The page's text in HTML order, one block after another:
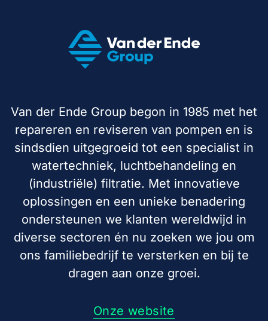
Van der Ende Group begon in 1985 met het
repareren en reviseren van pompen en is
sindsdien uitgegroeid tot een specialist in
watertechniek, luchtbehandeling en
(industriële) filtratie. Met innovatieve
oplossingen en een unieke benadering
ondersteunen we klanten wereldwijd in
diverse sectoren én nu zoeken we jou om
ons familiebedrijf te versterken en bij te
dragen aan onze groei.
Onze website